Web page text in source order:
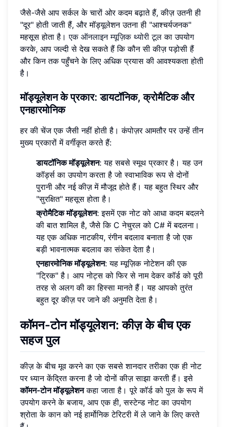
जैसे-जैसे आप सर्कल के चारों ओर कदम बढ़ाते हैं, कीज़ उतनी ही
"दूर" होती जाती हैं, और मॉड्यूलेशन उतना ही "आश्चर्यजनक"
महसूस होता है।एक ऑनलाइन म्यूज़िक थ्योरी टूल का उपयोग
करके, आप जल्दी से देख सकते हैं कि कौन सी कीज़ पड़ोसी हैं
और किन तक पहुँचने के लिए अधिक प्रयास की आवश्यकता होती
है।
मॉड्यूलेशन के प्रकार:डायटॉनिक, क्रोमैटिक और
एनहारमोनिक
हर की चेंज एक जैसी नहीं होती है। कंपोज़र आमतौर पर उन्हें तीन
मुख्य प्रकारों में वर्गीकृत करते हैं:
डायटॉनिक मॉड्यूलेशन: यह सबसे स्मूथ प्रकार है। यह उन
कॉर्ड्स का उपयोग करता है जो स्वाभाविक रूप से दोनों
पुरानी और नई कीज़ में मौजूद होते हैं। यह बहुत स्थिर और
"सुरक्षित" महसूस होता है।
क्रोमैटिक मॉड्यूलेशन: इसमें एक नोट को आधा कदम बदलने
की बात शामिल है, जैसे कि C नेचुरल को C# में बदलना।
यह एक अधिक नाटकीय, रंगीन बदलाव बनाता है जो एक
बड़ी भावनात्मक बदलाव का संकेत देता है।
एनहारमोनिक मॉड्यूलेशन: यह म्यूज़िक नोटेशन की एक
"ट्रिक" है। आप नोट्स को फिर से नाम देकर कॉर्ड को पूरी
तरह से अलग की का हिस्सा मानते हैं। यह आपको तुरंत
बहुत दूर कीज़ पर जाने की अनुमति देता है।
कॉमन-टोन मॉड्यूलेशन: कीज़ के बीच एक
सहज पुल
कीज़ के बीच मूव करने का एक सबसे शानदार तरीका एक ही नोट
पर ध्यान केंद्रित करना है जो दोनों कीज़ साझा करती हैं। इसे
कॉमन-टोन मॉड्यूलेशनकहा जाता है। पूरे कॉर्ड को पुल के रूप में
उपयोग करने के बजाय, आप एक ही, सस्टेन्ड नोट का उपयोग
श्रोता के कान को नई हार्मोनिक टेरिटरी में ले जाने के लिए करते